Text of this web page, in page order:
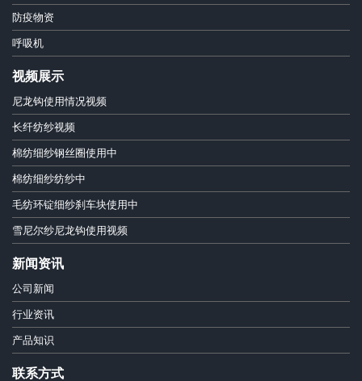
防疫物资
呼吸机
视频展示
尼龙钩使用情况视频
长纤纺纱视频
棉纺细纱钢丝圈使用中
棉纺细纱纺纱中
毛纺环锭细纱刹车块使用中
雪尼尔纱尼龙钩使用视频
新闻资讯
公司新闻
行业资讯
产品知识
联系方式